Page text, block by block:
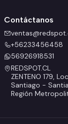
Contáctanos
+56233456458
56926918531
REDSPOT.CL
ZENTENO 179,
Santiago -
Región